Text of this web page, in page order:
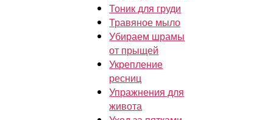
Тоник для груди
Травяное мыло
Убираем шрамы
от прыщей
Укрепление
ресниц
Упражнения для
живота